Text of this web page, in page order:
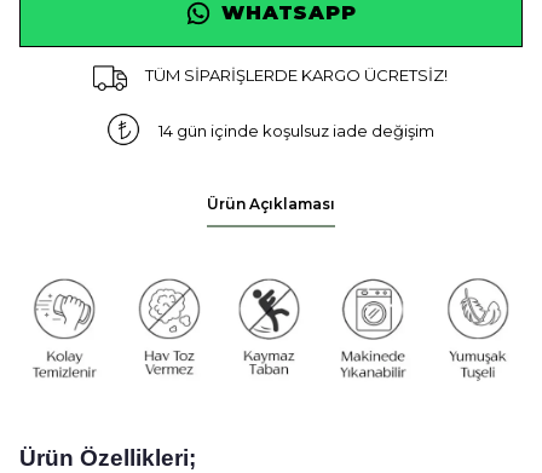
WHATSAPP
TÜM SİPARİŞLERDE KARGO ÜCRETSİZ!
14 gün içinde koşulsuz iade değişim
Ürün Açıklaması
Ürün Özellikleri;